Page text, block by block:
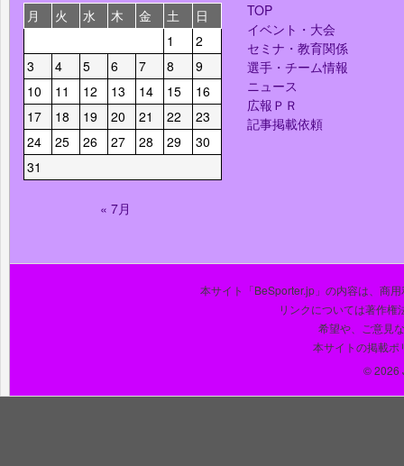
月
火 水 木 金 土
日
1
2
3
4 5 6 7 8
9
10
11 12 13 14 15
16
17
18 19 20 21 22
23
24
25 26 27 28 29
30
31
« 7月
TOP
イベント・大会
セミナ・教育関係
選手・チーム情報
ニュース
広報ＰＲ
記事掲載依頼
本サイト「BeSporter.jp」の内容は、商
リンクについては著作権
希望や、ご意見
本サイトの掲載ポ
© 2026